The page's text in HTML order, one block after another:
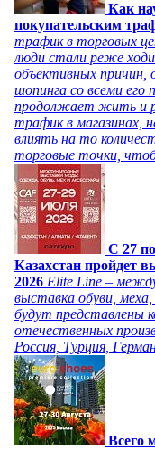
Как
покупательским
трафик в торговых
люди стали реже
объективных причин,
шопинга со всеми
продолжает жить и
трафик в магазинах,
влиять на то
торговые точки,
C 27
Казахстан пройдет
2026 Elite Line –
выставка обуви,
будут представлены
отечественных
Россия, Турция,
Всего